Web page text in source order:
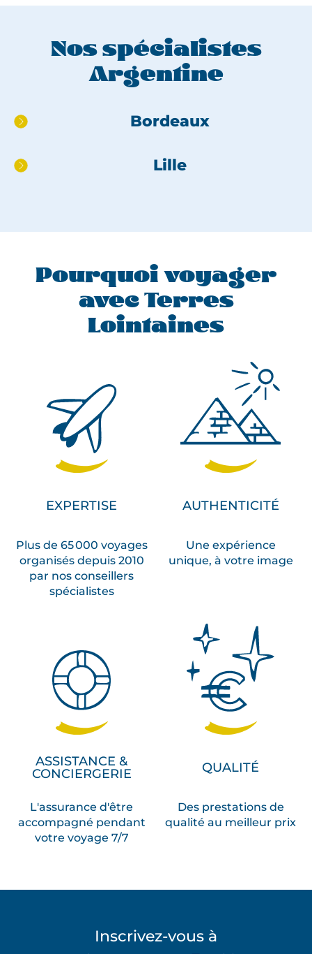
Nos spécialistes
Argentine
Aller
directement
pied
Bordeaux
Lille
Pourquoi voyager
avec Terres
Lointaines
EXPERTISE
Plus de 65 000 voyages
organisés depuis 2010
par nos conseillers
spécialistes
AUTHENTICITÉ
Une expérience
unique, à votre image
ASSISTANCE &
CONCIERGERIE
L'assurance d'être
accompagné pendant
votre voyage 7/7
QUALITÉ
Des prestations de
qualité au meilleur prix
Inscrivez-vous à